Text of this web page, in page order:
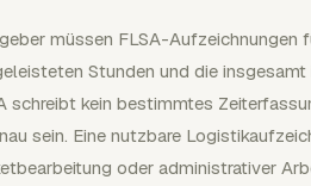
müssen FLSA-Aufzeichnungen
Stunden und die
schreibt kein bestimmtes
sein. Eine nutzbare
oder administrativer